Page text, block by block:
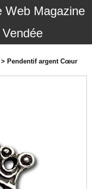
Web Magazine
> Pendentif argent Cœur